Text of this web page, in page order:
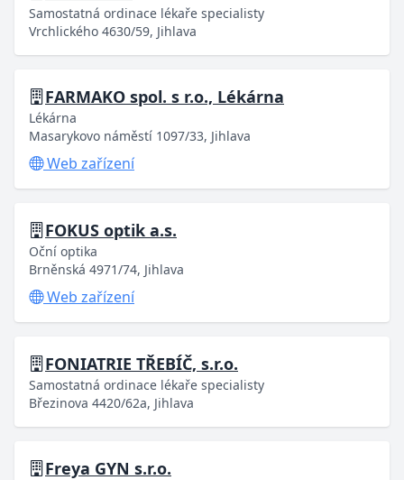
Samostatná ordinace lékaře specialisty
Vrchlického 4630/59, Jihlava
FARMAKO spol. s r.o., Lékárna
Lékárna
Masarykovo náměstí 1097/33, Jihlava
Web zařízení
FOKUS optik a.s.
Oční optika
Brněnská 4971/74, Jihlava
Web zařízení
FONIATRIE TŘEBÍČ, s.r.o.
Samostatná ordinace lékaře specialisty
Březinova 4420/62a, Jihlava
Freya GYN s.r.o.